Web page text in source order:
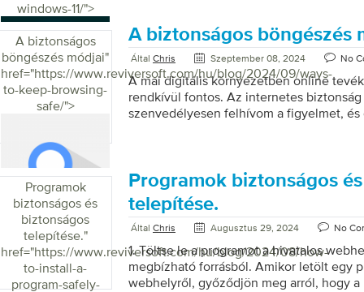
windows-11/">
listáját, és tiltsa le a nem szükségeseket
majd a „ Letiltás ” lehetőséget választva.
A Windows Update rendszeres
számára. 1. Lépjen a „ Beállítások ”
Windows Update ” lehetőséget. 3.
keresése […]
A biztonságos
böngészés módjai"
href="https://www.reviversoft.com/hu/blog/2024/09/ways-
to-keep-browsing-
safe/">
A biztonságos böngészés
Által Chris Szeptember 08, 2024 No
A mai digitális környezetben online
rendkívül fontos. Az internetes
szenvedélyesen felhívom a figyelmet,
feljogosítják őt a digitális világban való
Íme néhány módszer a biztonságos
Használjon erős, egyedi jelszavakat
jelszavakat hoz létre fiókjaihoz, fontos,
egyediek legyenek. Használjon kis- és
speciális karaktereket. Kerülje a
például nevek, […]
Programok
biztonságos és
biztonságos
telepítése."
href="https://www.reviversoft.com/hu/blog/2024/08/how-
to-install-a-
program-safely-
Programok biztonságos
telepítése.
Által Chris Augusztus 29, 2024 No
1. Töltse le a programot a hivatalos
megbízható forrásból. Amikor letölt egy
webhelyről, győződjön meg arról, hogy